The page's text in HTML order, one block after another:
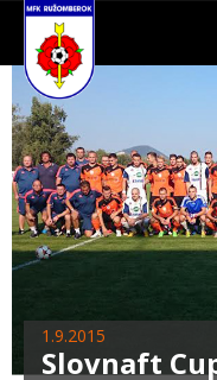
1.9.2015
Slovnaft